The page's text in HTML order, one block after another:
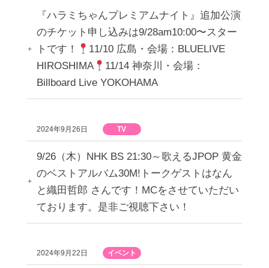
『ハラミちゃんプレミアムナイト』追加公演
のチケット申し込みは9/28am10:00〜スター
トです！
11/10 広島・会場：BLUELIVE
HIROSHIMA
11/14 神奈川・会場：
Billboard Live YOKOHAMA
2024年9月26日 TV
9/26（木）NHK BS 21:30～歌えるJPOP 黄金
のベストアルバム30M!トークゲストはなん
と織田哲郎 さんです！MCをさせていただい
ております。是非ご視聴下さい！
2024年9月22日 イベント